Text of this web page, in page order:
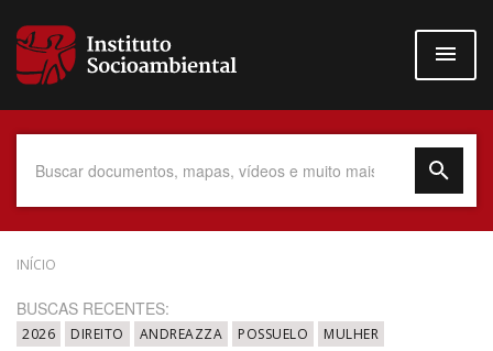
para
conteúdo
Data do Documento
INÍCIO
BUSCAS RECENTES:
2026 DIREITO ANDREAZZA POSSUELO MULHER